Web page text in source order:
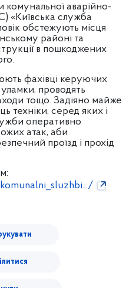
комунальної аварійно-
«Київська служба
обстежують місця
районі та
в пошкоджених
фахівці керуючих
проводять
тощо. Задіяно майже
техніки, серед яких і
оперативно
атак, аби
проїзд і прохід